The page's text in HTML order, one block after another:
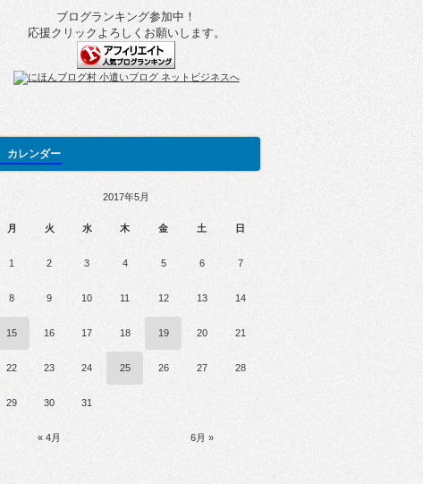
ブログランキング参加中！
応援クリックよろしくお願いします。
カレンダー
2017年5月
月 火 水 木 金 土 日
« 4月 6月 »
1 2 3 4 5 6 7
8 9 10 11 12 13 14
15 16 17 18 19 20 21
22 23 24 25 26 27 28
29 30 31